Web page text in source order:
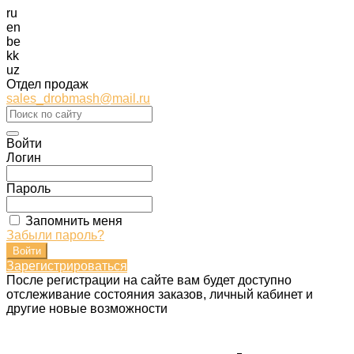
ru
en
be
kk
uz
Отдел продаж
sales_drobmash@mail.ru
Войти
Логин
Пароль
Запомнить меня
Забыли пароль?
Зарегистрироваться
После регистрации на сайте вам будет доступно
отслеживание состояния заказов, личный кабинет и
другие новые возможности